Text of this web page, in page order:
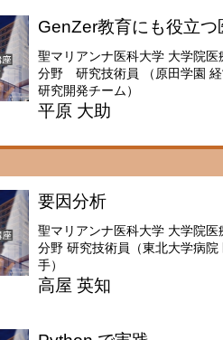
GenZer教育にも役立つ
聖マリアンナ医科大学 大学院
分野 研究技術員 （原田学園
研究開発チーム）
平原 大助
要因分析
聖マリアンナ医科大学 大学院
分野 研究技術員（東北大学病
手）
高屋 英知